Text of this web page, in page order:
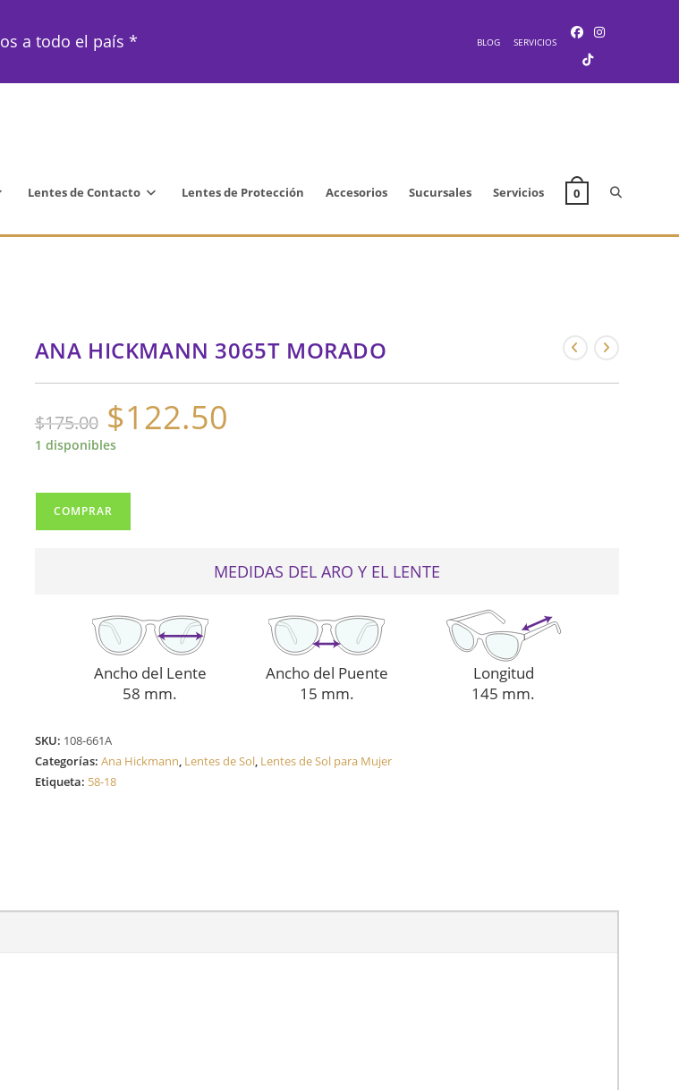
a todo el país * BLOG SERVICIOS
Lentes de Contacto Lentes de Protección Accesorios Sucursales Servicios 0 Alternar
la
ANA HICKMANN 3065T MORADO
$175.00
El
precio
original
era:
$122.50
1 disponibles
COMPRAR
MEDIDAS DEL ARO Y EL LENTE
Ancho del Lente
58 mm.
Ancho del Puente
15 mm.
Longitud
145 mm.
SKU: 108-661A
Categorías: Ana Hickmann, Lentes de Sol, Lentes de Sol para Mujer
Etiqueta: 58-18